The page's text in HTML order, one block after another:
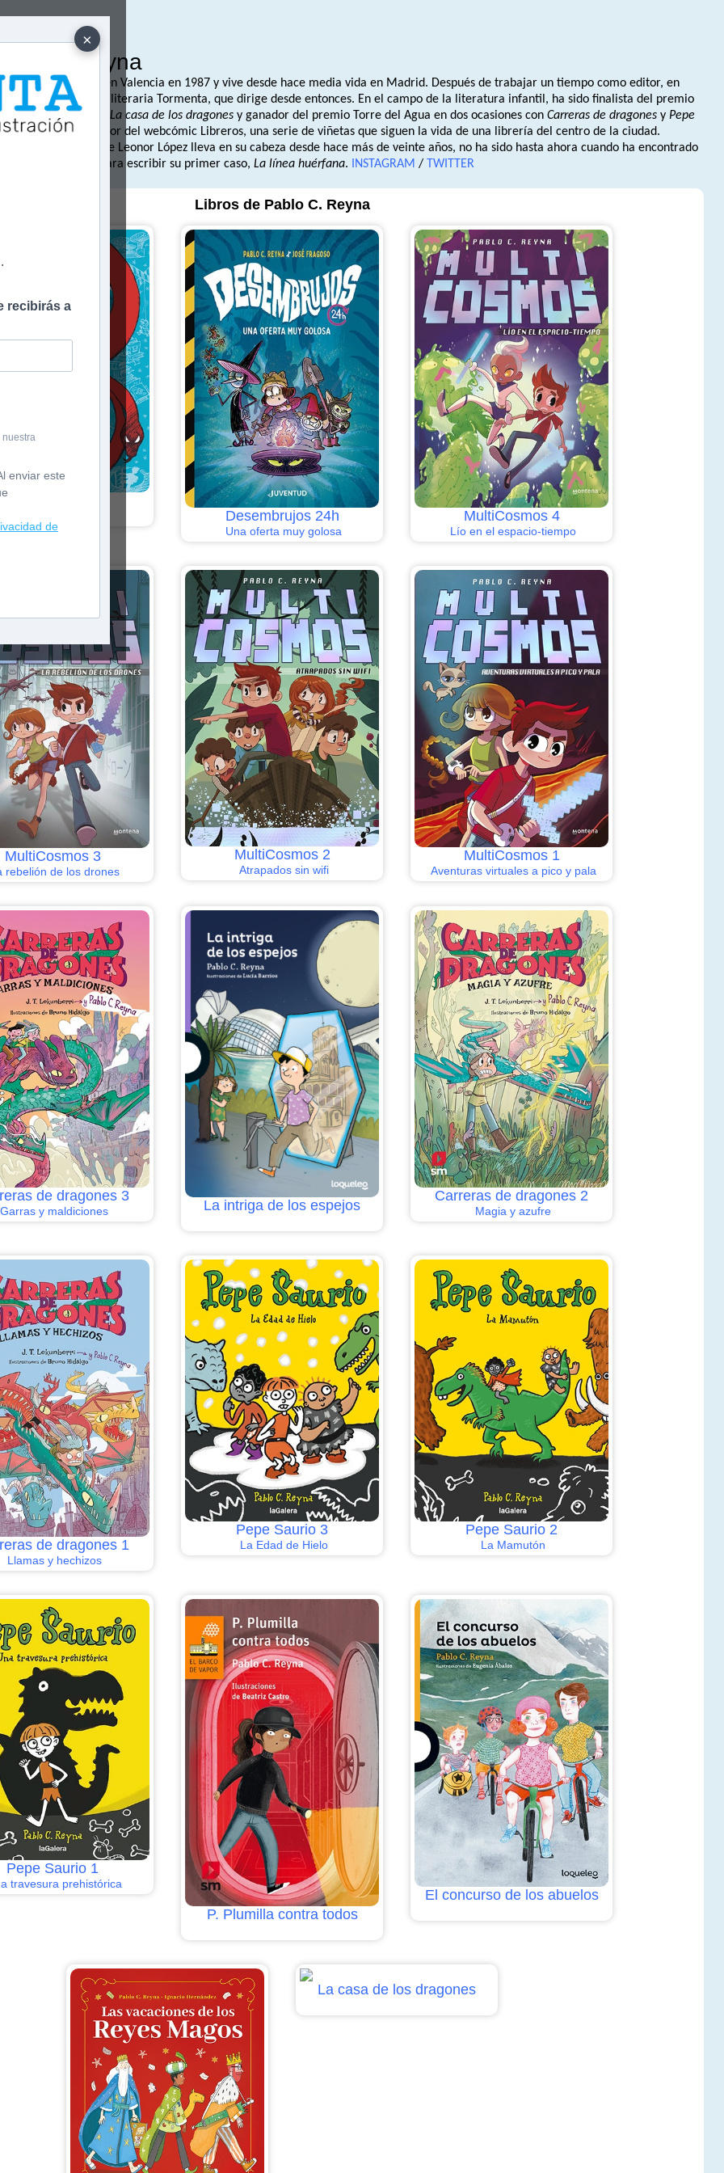
×
recibirás a
nuestra
enviar este
de
C. Reyna
C. Reyna nació en Valencia en 1987 y vive desde hace media vida en Madrid. Después de trabajar un tiempo como editor, en
fundó la agencia literaria Tormenta, que dirige desde entonces. En el campo de la literatura infantil, ha sido finalista del premio
Barco de Vapor con La casa de los dragones y ganador del premio Torre del Agua en dos ocasiones con Carreras de dragones y Pepe
. También es autor del webcómic Libreros, una serie de viñetas que siguen la vida de una librería del centro de la ciudad.
el personaje de Leonor López lleva en su cabeza desde hace más de veinte años, no ha sido hasta ahora cuando ha encontrado
forma que quería para escribir su primer caso, La línea huérfana. INSTAGRAM / TWITTER
Libros de Pablo C. Reyna
ciudad infinita
Desembrujos 24h
Una oferta muy golosa
MultiCosmos 4
Lío en el espacio-tiempo
MultiCosmos 3
rebelión de los drones
MultiCosmos 2
Atrapados sin wifi
MultiCosmos 1
Aventuras virtuales a pico y pala
de dragones 3
y maldiciones La intriga de los espejos
Carreras de dragones 2
Magia y azufre
de dragones 1
Llamas y hechizos
Pepe Saurio 3
La Edad de Hielo
Pepe Saurio 2
La Mamutón
Pepe Saurio 1
travesura prehistórica
P. Plumilla contra todos
El concurso de los abuelos
La casa de los dragones